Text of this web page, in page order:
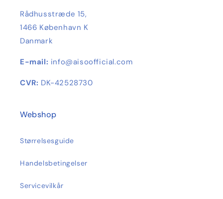
Rådhusstræde 15,
1466 København K
Danmark
E-mail: info@aisoofficial.com
CVR: DK-42528730
Webshop
Størrelsesguide
Handelsbetingelser
Servicevilkår